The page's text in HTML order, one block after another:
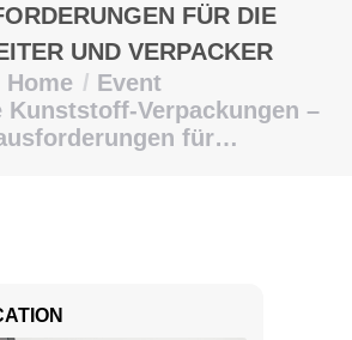
FÜR DIE
UND VERPACKER
Home
Event
Kunststoff-Verpackungen –
für…